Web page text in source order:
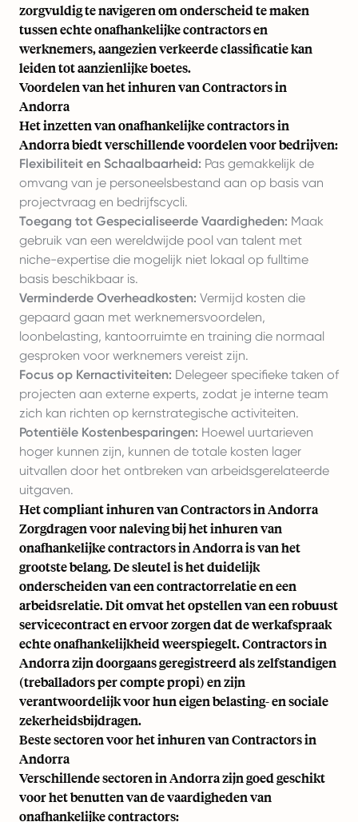
zorgvuldig te navigeren om onderscheid te maken
tussen echte onafhankelijke contractors en
werknemers, aangezien verkeerde classificatie kan
leiden tot aanzienlijke boetes.
Voordelen van het inhuren van Contractors in
Andorra
Het inzetten van onafhankelijke contractors in
Andorra biedt verschillende voordelen voor bedrijven:
Flexibiliteit en Schaalbaarheid: Pas gemakkelijk de
omvang van je personeelsbestand aan op basis van
projectvraag en bedrijfscycli.
Toegang tot Gespecialiseerde Vaardigheden: Maak
gebruik van een wereldwijde pool van talent met
niche-expertise die mogelijk niet lokaal op fulltime
basis beschikbaar is.
Verminderde Overheadkosten: Vermijd kosten die
gepaard gaan met werknemersvoordelen,
loonbelasting, kantoorruimte en training die normaal
gesproken voor werknemers vereist zijn.
Focus op Kernactiviteiten: Delegeer specifieke taken of
projecten aan externe experts, zodat je interne team
zich kan richten op kernstrategische activiteiten.
Potentiële Kostenbesparingen: Hoewel uurtarieven
hoger kunnen zijn, kunnen de totale kosten lager
uitvallen door het ontbreken van arbeidsgerelateerde
uitgaven.
Het compliant inhuren van Contractors in Andorra
Zorgdragen voor naleving bij het inhuren van
onafhankelijke contractors in Andorra is van het
grootste belang. De sleutel is het duidelijk
onderscheiden van een contractorrelatie en een
arbeidsrelatie. Dit omvat het opstellen van een robuust
servicecontract en ervoor zorgen dat de werkafspraak
echte onafhankelijkheid weerspiegelt. Contractors in
Andorra zijn doorgaans geregistreerd als zelfstandigen
(treballadors per compte propi) en zijn
verantwoordelijk voor hun eigen belasting- en sociale
zekerheidsbijdragen.
Beste sectoren voor het inhuren van Contractors in
Andorra
Verschillende sectoren in Andorra zijn goed geschikt
voor het benutten van de vaardigheden van
onafhankelijke contractors: